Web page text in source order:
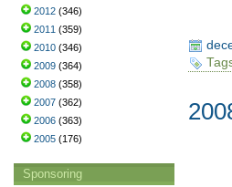
2012 (346)
2011 (359)
2010 (346)
2009 (364)
2008 (358)
2007 (362)
2006 (363)
2005 (176)
Sponsoring